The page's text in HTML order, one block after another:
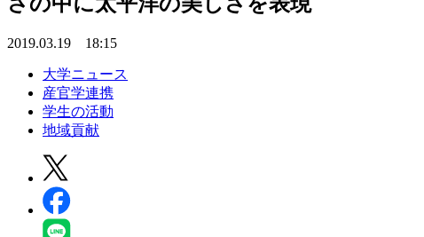
2019.03.19 18:15
大学ニュース
産官学連携
学生の活動
地域貢献